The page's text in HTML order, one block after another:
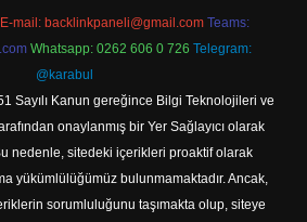
E-mail: backlinkpaneli@gmail.com Teams:
Whatsapp: 0262 606 0 726 Telegram:
@karabul
Sayılı Kanun gereğince Bilgi Teknolojileri ve
onaylanmış bir Yer Sağlayıcı olarak
nedenle, sitedeki içerikleri proaktif olarak
yükümlülüğümüz bulunmamaktadır. Ancak,
sorumluluğunu taşımakta olup, siteye